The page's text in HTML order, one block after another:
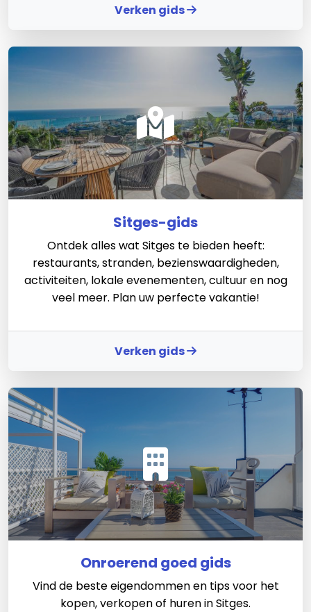
Verken gids
Sitges-gids
Ontdek alles wat Sitges te bieden heeft:
restaurants, stranden, bezienswaardigheden,
activiteiten, lokale evenementen, cultuur en nog
veel meer. Plan uw perfecte vakantie!
Verken gids
Onroerend goed gids
Vind de beste eigendommen en tips voor het
kopen, verkopen of huren in Sitges.